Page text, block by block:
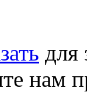
для
нам